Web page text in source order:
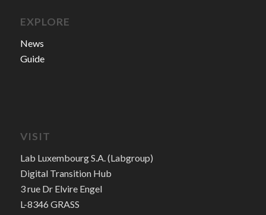
EXPLORE
News
Guide
VISIT
Lab Luxembourg S.A. (Labgroup)
Digital Transition Hub
3 rue Dr Elvire Engel
L-8346 GRASS